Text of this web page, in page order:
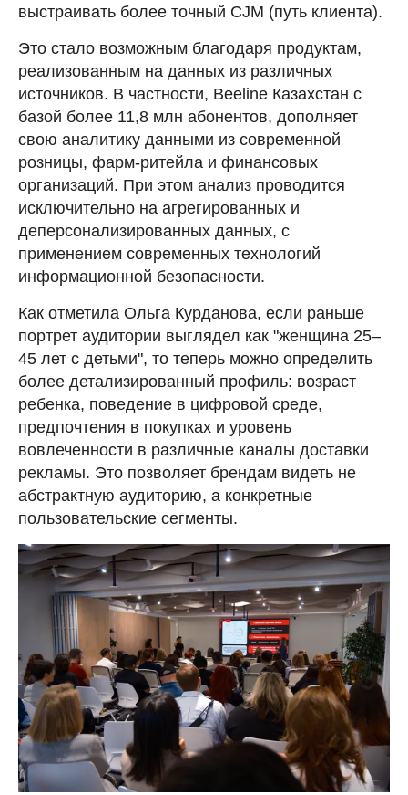
выстраивать более точный CJM (путь клиента).
Это стало возможным благодаря продуктам,
реализованным на данных из различных
источников. В частности, Beeline Казахстан с
базой более 11,8 млн абонентов, дополняет
свою аналитику данными из современной
розницы, фарм-ритейла и финансовых
организаций. При этом анализ проводится
исключительно на агрегированных и
деперсонализированных данных, с
применением современных технологий
информационной безопасности.
Как отметила Ольга Курданова, если раньше
портрет аудитории выглядел как "женщина 25–
45 лет с детьми", то теперь можно определить
более детализированный профиль: возраст
ребенка, поведение в цифровой среде,
предпочтения в покупках и уровень
вовлеченности в различные каналы доставки
рекламы. Это позволяет брендам видеть не
абстрактную аудиторию, а конкретные
пользовательские сегменты.